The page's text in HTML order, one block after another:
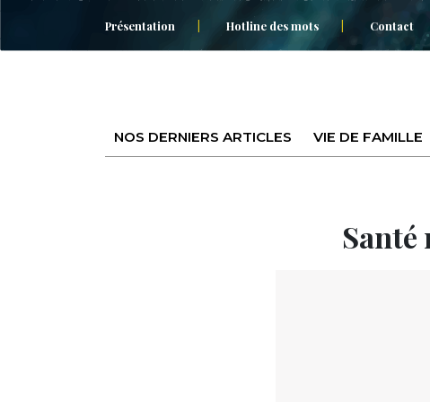
Présentation Hotline des mots Contact
NOS DERNIERS ARTICLES VIE DE FAMILLE
Santé